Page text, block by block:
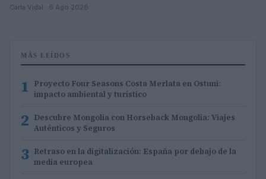
Carla Vidal · 6 Ago 2026
MÁS LEÍDOS
1 Proyecto Four Seasons Costa Merlata en Ostuni:
impacto ambiental y turístico
2 Descubre Mongolia con Horseback Mongolia: Viajes
Auténticos y Seguros
3 Retraso en la digitalización: España por debajo de la
media europea